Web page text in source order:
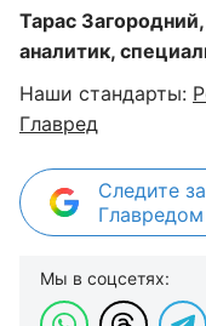
Тарас
аналитик,
Наши стандарты:
Главред
Следите
Мы в соцсетях: